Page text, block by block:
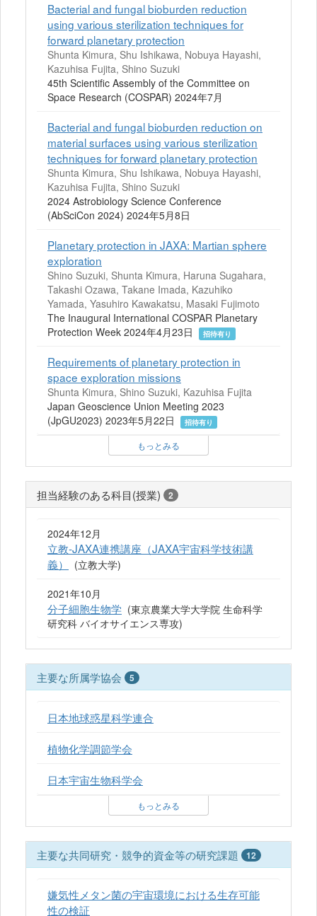
Bacterial and fungal bioburden reduction
using various sterilization techniques for
forward planetary protection
Shunta Kimura, Shu Ishikawa, Nobuya Hayashi,
Kazuhisa Fujita, Shino Suzuki
45th Scientific Assembly of the Committee on
Space Research (COSPAR) 2024年7月
Bacterial and fungal bioburden reduction on
material surfaces using various sterilization
techniques for forward planetary protection
Shunta Kimura, Shu Ishikawa, Nobuya Hayashi,
Kazuhisa Fujita, Shino Suzuki
2024 Astrobiology Science Conference
(AbSciCon 2024) 2024年5月8日
Planetary protection in JAXA: Martian sphere
exploration
Shino Suzuki, Shunta Kimura, Haruna Sugahara,
Takashi Ozawa, Takane Imada, Kazuhiko
Yamada, Yasuhiro Kawakatsu, Masaki Fujimoto
The Inaugural International COSPAR Planetary
Protection Week 2024年4月23日
招待有り
Requirements of planetary protection in
space exploration missions
Shunta Kimura, Shino Suzuki, Kazuhisa Fujita
Japan Geoscience Union Meeting 2023
(JpGU2023) 2023年5月22日
招待有り
もっとみる
担当経験のある科目(授業) 2
2024年12月
立教-JAXA連携講座（JAXA宇宙科学技術講
義）
(立教大学)
2021年10月
分子細胞生物学 (東京農業大学大学院 生命科学
研究科 バイオサイエンス専攻)
主要な所属学協会 5
日本地球惑星科学連合
植物化学調節学会
日本宇宙生物科学会
もっとみる
主要な共同研究・競争的資金等の研究課題 12
嫌気性メタン菌の宇宙環境における生存可能
性の検証